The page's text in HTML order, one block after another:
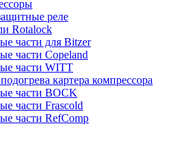
реле
Rotalock
части для Bitzer
части Copeland
части WITT
картера компрессора
части BOCK
части Frascold
части RefComp